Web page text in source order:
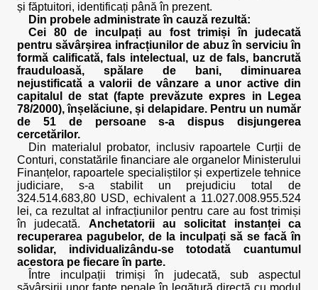
și făptuitori, identificați până în prezent.
Din probele administrate în cauză rezultă:
Cei 80 de inculpați au fost trimiși în judecată
pentru săvârșirea infracțiunilor de abuz în serviciu în
formă calificată, fals intelectual, uz de fals, bancrută
frauduloasă, spălare de bani, diminuarea
nejustificată a valorii de vânzare a unor active din
capitalul de stat (fapte prevăzute expres in Legea
78/2000), înșelăciune, și delapidare. Pentru un număr
de 51 de persoane s-a dispus disjungerea
cercetărilor.
Din materialul probator, inclusiv rapoartele Curții de
Conturi, constatările financiare ale organelor Ministerului
Finanțelor, rapoartele specialiștilor și expertizele tehnice
judiciare, s-a stabilit un prejudiciu total de
324.514.683,80 USD, echivalent a 11.027.008.955.524
lei, ca rezultat al infracțiunilor pentru care au fost trimiși
în judecată. Anchetatorii au solicitat instanței ca
recuperarea pagubelor, de la inculpați să se facă în
solidar, individualizându-se totodată cuantumul
acestora pe fiecare în parte.
Între inculpații trimiși în judecată, sub aspectul
săvârșirii unor fapte penale în legătură directă cu modul